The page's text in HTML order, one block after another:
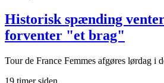
Historisk spænding
forventer "et brag"
Tour de France Femmes afgøres lørdag i
19 timer siden